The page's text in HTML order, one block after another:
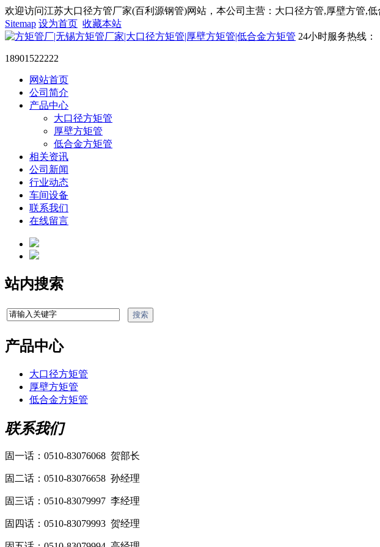
欢迎访问江苏大口径方管厂家(百利源钢管)网站，本公司主营：大口径方管,厚壁方管,
Sitemap 设为首页 收藏本站
24小时服务热线：
18901522222
网站首页
公司简介
产品中心
大口径方矩管
厚壁方矩管
低合金方矩管
相关资讯
公司新闻
行业动态
车间设备
联系我们
在线留言
站内搜索
产品中心
大口径方矩管
厚壁方矩管
低合金方矩管
联系我们
固一话：0510-83076068 贺部长
固二话：0510-83076658 孙经理
固三话：0510-83079997 李经理
固四话：0510-83079993 贺经理